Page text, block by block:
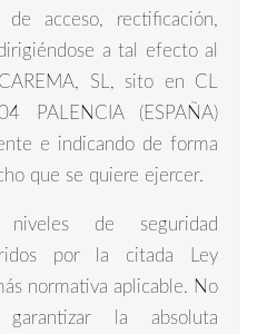
acceso, rectificación,
a tal efecto al
SL, sito en CL
PALENCIA (ESPAÑA)
e indicando de forma
que se quiere ejercer.
de seguridad
por la citada Ley
normativa aplicable. No
la absoluta